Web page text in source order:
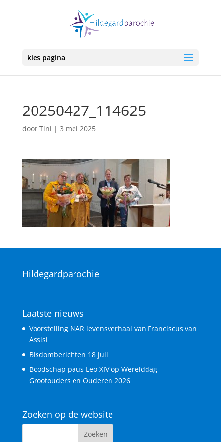
kies pagina
20250427_114625
door Tini | 3 mei 2025
Hildegardparochie
Laatste nieuws
Voorstelling NAR levensverhaal van Franciscus van
Assisi
Bisdomberichten 18 juli
Boodschap paus Leo XIV op Werelddag
Grootouders en Ouderen 2026
Zoeken op de website